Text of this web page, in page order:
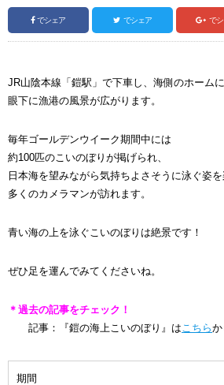
でシェア でシェア で
JR山陰本線「鎧駅」で下車し、海側のホーム
眼下に漁港の風景が広がります。
毎年ゴールデンウイーク期間中には
約100匹のこいのぼりが掲げられ、
日本海を望みながら気持ちよさそうに泳ぐ姿を
多くのカメラマンが訪れます。
青い海の上を泳ぐこいのぼりは絶景です！
ぜひ足を運んでみてくださいね。
＊過去の記事をチェック！
記事：『鎧の海上こいのぼり』はこちらか
期間